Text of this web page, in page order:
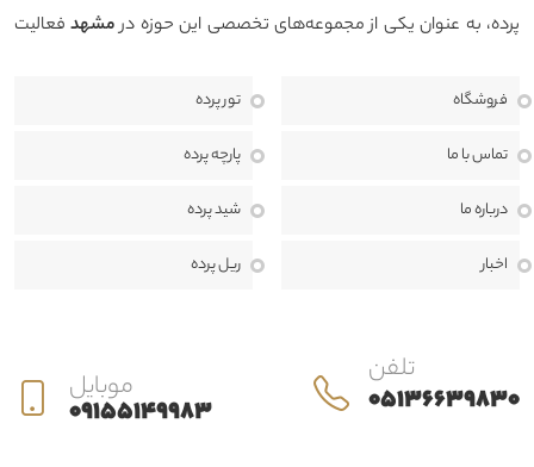
فروشگاه
تماس با ما
درباره ما
اخبار
تور پرده
پارچه پرده
شید پرده
ریل پرده
پرده، به عنوان یکی از مجموعه‌های تخصصی این حوزه درمشهد فعالیت
منزل، محل کار یا پروژه‌های تجاری برای مشتریان خود خلق کنیم.
انتخاب پرده تنها یک خرید ساده نیست، بلکه بخشی مهم از طراحی داخلی و
تا اندازه‌گیری، طراحی، دوخت، نصب و خدمات پس از فروش، در کنار مشتریان
تلفن
05136639830 موبایل
09155149983